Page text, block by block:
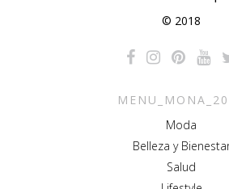
© 2018
Moda
Belleza y
Salud